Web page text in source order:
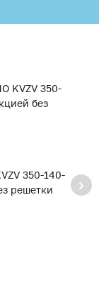
350-140-
решетки